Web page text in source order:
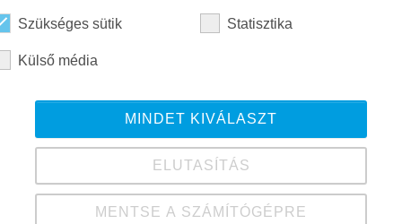
Szükséges sütik Statisztika
Külső média
MINDET KIVÁLASZT
ELUTASÍTÁS
MENTSE A SZÁMÍTÓGÉPRE